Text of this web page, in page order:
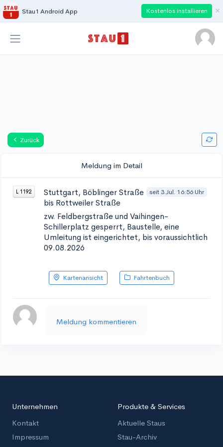
Stau1 Android App Kostenlos installieren ×
Zurück
Meldung im Detail
L 1192
Stuttgart, Böblinger Straße
bis Rottweiler Straße
seit 3.Jul. 16:56 Uhr
zw. Feldbergstraße und Vaihingen-
Schillerplatz gesperrt, Baustelle, eine
Umleitung ist eingerichtet, bis voraussichtlich
09.08.2026
Kartenansicht Fahrtenbuch
Meldung kommentieren
Unternehmen
Kontakt
Impressum
Produkte & Services
Aktuelle Staus
Stau-Archiv